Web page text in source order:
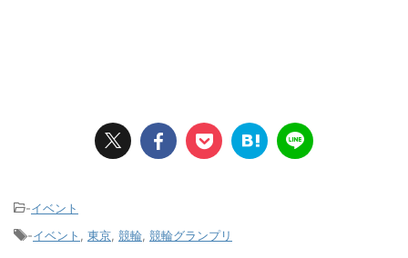
-イベント
-イベント 東京 競輪 競輪グランプリ